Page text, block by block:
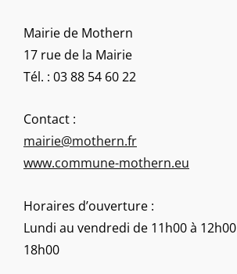
Mairie de Mothern
17 rue de la Mairie
Tél. : 03 88 54 60 22
Contact :
mairie@mothern.fr
www.commune-mothern.eu
Horaires d’ouverture :
Lundi au vendredi de 11h00 à
18h00